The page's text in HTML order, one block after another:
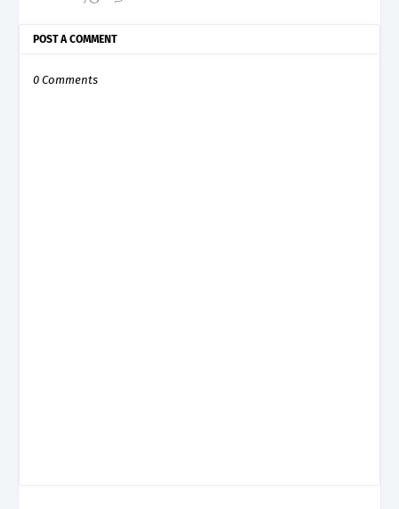
POST A COMMENT
0 Comments